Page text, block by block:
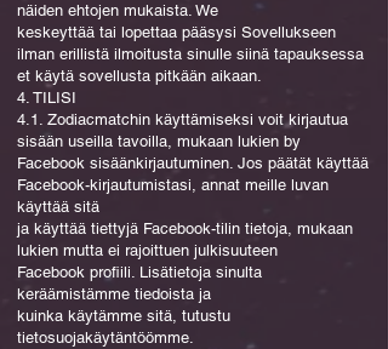
näiden ehtojen mukaista. We
keskeyttää tai lopettaa pääsysi Sovellukseen
ilman erillistä ilmoitusta sinulle siinä tapauksessa
et käytä sovellusta pitkään aikaan.
4. TILISI
4.1. Zodiacmatchin käyttämiseksi voit kirjautua
sisään useilla tavoilla, mukaan lukien by
Facebook sisäänkirjautuminen. Jos päätät käyttää
Facebook-kirjautumistasi, annat meille luvan
käyttää sitä
ja käyttää tiettyjä Facebook-tilin tietoja, mukaan
lukien mutta ei rajoittuen julkisuuteen
Facebook profiili. Lisätietoja sinulta
keräämistämme tiedoista ja
kuinka käytämme sitä, tutustu
tietosuojakäytäntöömme.